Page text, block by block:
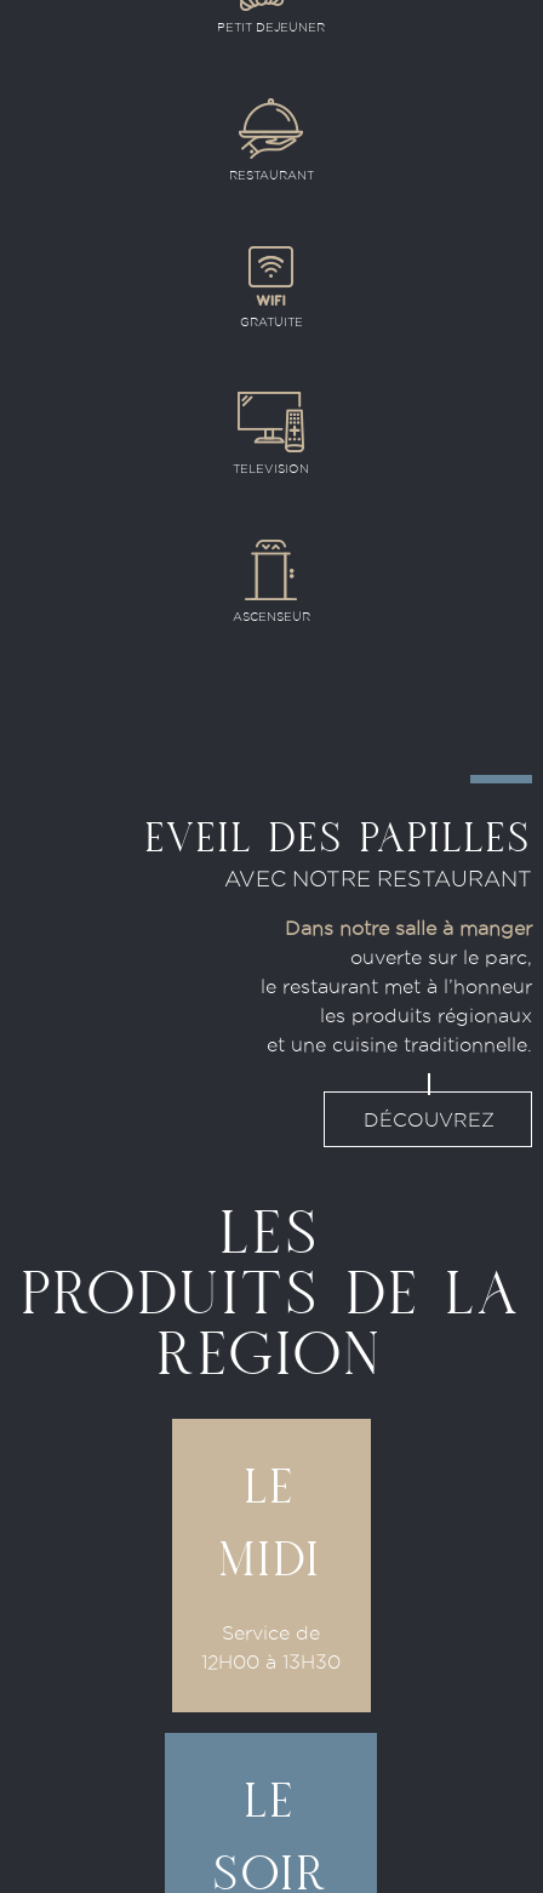
PETIT DEJEUNER
RESTAURANT
GRATUITE
TELEVISION
ASCENSEUR
EVEIL DES PAPILLES
AVEC NOTRE RESTAURANT
Dans notre salle à manger
ouverte sur le parc,
le restaurant met à l’honneur
les produits régionaux
et une cuisine traditionnelle.
DÉCOUVREZ
LES
PRODUITS DE LA
REGION
LE
MIDI
Service de
12H00 à 13H30
LE
SOIR